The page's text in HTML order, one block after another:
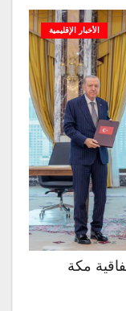
الأخبار الإقليمية
مكة